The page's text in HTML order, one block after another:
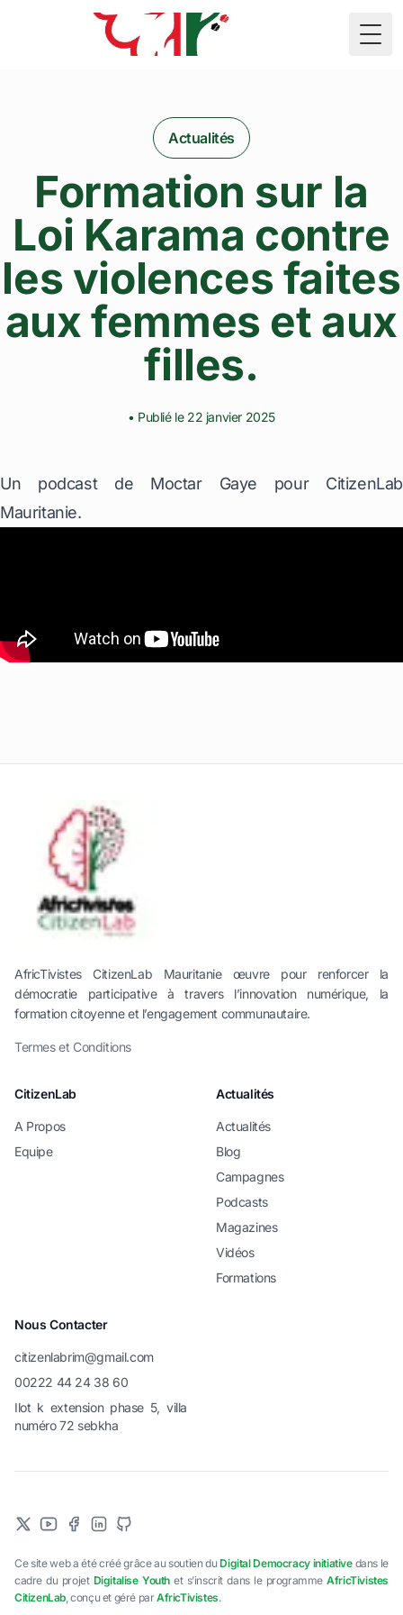
🇲🇷
Actualités
Formation sur la
Loi Karama contre
les violences faites
aux femmes et aux
filles.
• Publié le 22 janvier 2025
Un podcast de Moctar Gaye pour CitizenLab
Mauritanie.
AfricTivistes CitizenLab Mauritanie œuvre pour renforcer la
démocratie participative à travers l’innovation numérique, la
formation citoyenne et l’engagement communautaire.
Termes et Conditions
CitizenLab
A Propos
Equipe
Actualités
Actualités
Blog
Campagnes
Podcasts
Magazines
Vidéos
Formations
Nous Contacter
citizenlabrim@gmail.com
00222 44 24 38 60
Ilot k extension phase 5, villa
numéro 72 sebkha
Ce site web a été créé grâce au soutien duDigital Democracy initiativedans le
cadre du projet Digitalise Youthet s’inscrit dans le programmeAfricTivistes
CitizenLab, conçu et géré par AfricTivistes.